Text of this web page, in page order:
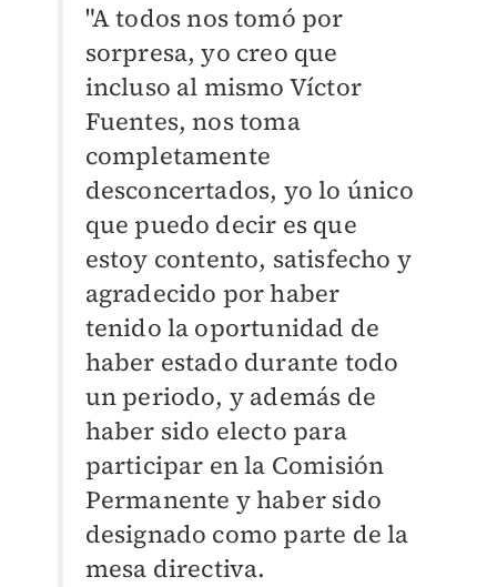
"A todos nos tomó por
sorpresa, yo creo que
incluso al mismo Víctor
Fuentes, nos toma
completamente
desconcertados, yo lo único
que puedo decir es que
estoy contento, satisfecho y
agradecido por haber
tenido la oportunidad de
haber estado durante todo
un periodo, y además de
haber sido electo para
participar en la Comisión
Permanente y haber sido
designado como parte de la
mesa directiva.